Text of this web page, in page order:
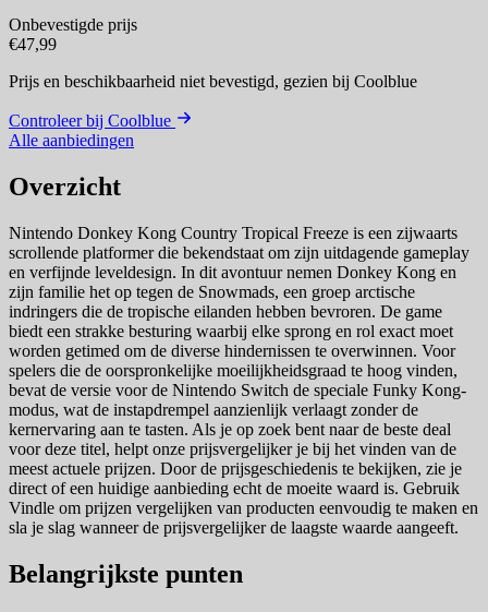
Onbevestigde prijs
€47,99
Prijs en beschikbaarheid niet bevestigd, gezien bij Coolblue
Controleer bij Coolblue
Alle aanbiedingen
Overzicht
Nintendo Donkey Kong Country Tropical Freeze is een zijwaarts
scrollende platformer die bekendstaat om zijn uitdagende gameplay
en verfijnde leveldesign. In dit avontuur nemen Donkey Kong en
zijn familie het op tegen de Snowmads, een groep arctische
indringers die de tropische eilanden hebben bevroren. De game
biedt een strakke besturing waarbij elke sprong en rol exact moet
worden getimed om de diverse hindernissen te overwinnen. Voor
spelers die de oorspronkelijke moeilijkheidsgraad te hoog vinden,
bevat de versie voor de Nintendo Switch de speciale Funky Kong-
modus, wat de instapdrempel aanzienlijk verlaagt zonder de
kernervaring aan te tasten. Als je op zoek bent naar de beste deal
voor deze titel, helpt onze prijsvergelijker je bij het vinden van de
meest actuele prijzen. Door de prijsgeschiedenis te bekijken, zie je
direct of een huidige aanbieding echt de moeite waard is. Gebruik
Vindle om prijzen vergelijken van producten eenvoudig te maken en
sla je slag wanneer de prijsvergelijker de laagste waarde aangeeft.
Belangrijkste punten